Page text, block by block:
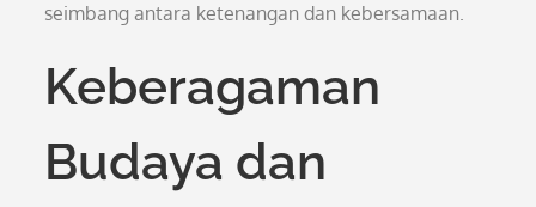
seimbang antara ketenangan dan kebersamaan.
Keberagaman
Budaya dan